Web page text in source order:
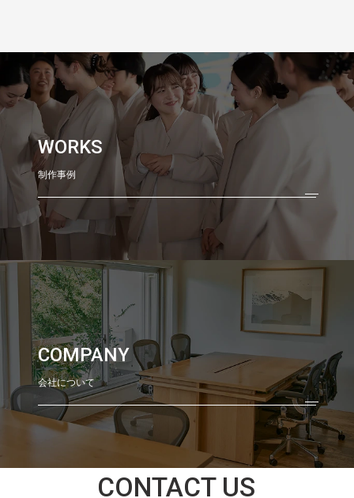
WORKS
制作事例
COMPANY
会社について
CONTACT US